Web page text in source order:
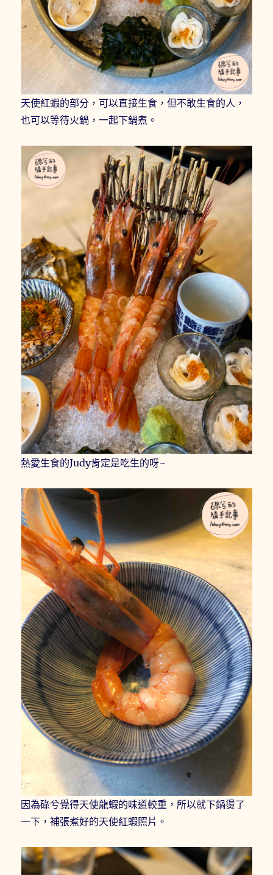
天使紅蝦的部分，可以直接生食，但不敢生食的人，
也可以等待火鍋，一起下鍋煮。
熱愛生食的Judy肯定是吃生的呀~
因為碌兮覺得天使龍蝦的味道較重，所以就下鍋燙了
一下，補張煮好的天使紅蝦照片。